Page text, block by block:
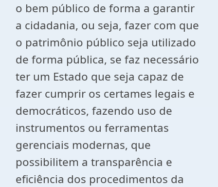
o bem público de forma a garantir
a cidadania, ou seja, fazer com que
o patrimônio público seja utilizado
de forma pública, se faz necessário
ter um Estado que seja capaz de
fazer cumprir os certames legais e
democráticos, fazendo uso de
instrumentos ou ferramentas
gerenciais modernas, que
possibilitem a transparência e
eficiência dos procedimentos da